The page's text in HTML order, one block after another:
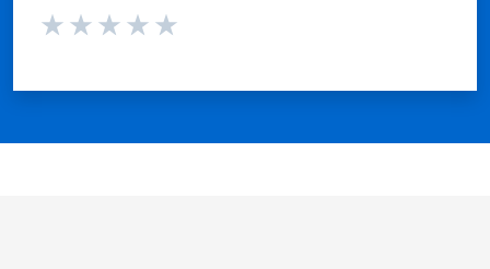
Valuta da 1 a 5 stelle la pagina